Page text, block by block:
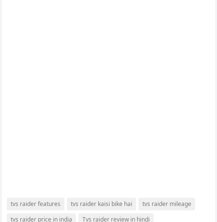
tvs raider features tvs raider kaisi bike hai
tvs raider mileage
tvs raider price in india
Tvs raider review in hindi